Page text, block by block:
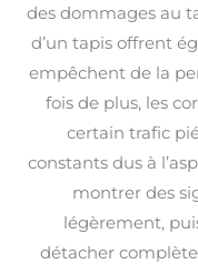
des dommages au
d’un tapis offrent
empêchent de la
fois de plus, les
certain trafic
constants dus à
montrer des
légèrement,
détacher